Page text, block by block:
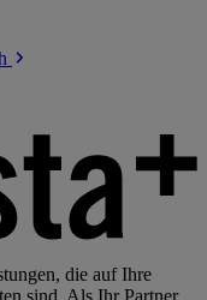
die auf Ihre
sind. Als Ihr Partner